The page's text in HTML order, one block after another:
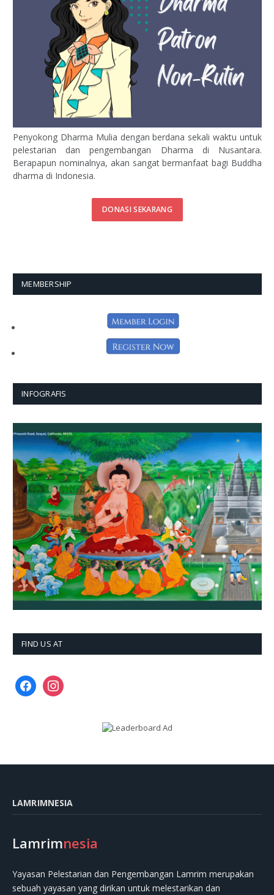
Penyokong Dharma Mulia dengan berdana sekali waktu untuk
pelestarian dan pengembangan Dharma di Nusantara.
Berapapun nominalnya, akan sangat bermanfaat bagi Buddha
dharma di Indonesia.
DONASI SEKARANG
MEMBERSHIP
INFOGRAFIS
FIND US AT
facebookinstagram
LAMRIMNESIA
Lamrimnesia
Yayasan Pelestarian dan Pengembangan Lamrim merupakan
sebuah yayasan yang dirikan untuk melestarikan dan